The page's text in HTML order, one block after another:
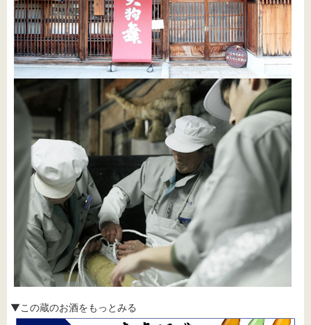
▼この蔵のお酒をもっとみる